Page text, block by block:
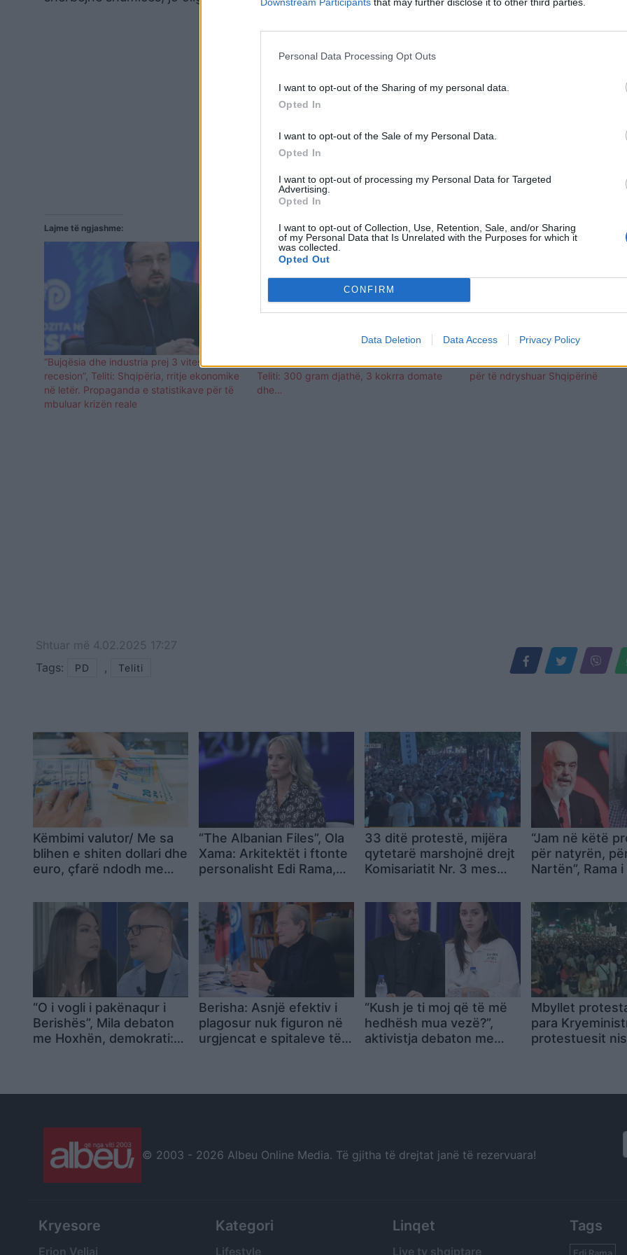
Personal Data Processing Opt Outs
I want to opt-out of the Sharing of my personal data.
Opted In
I want to opt-out of the Sale of my Personal Data.
Opted In
I want to opt-out of processing my Personal Data for Targeted
Advertising.
Opted In
I want to opt-out of Collection, Use, Retention, Sale, and/or Sharing
of my Personal Data that Is Unrelated with the Purposes for which it
was collected.
Opted Out
CONFIRM
Data Deletion Data Access Privacy Policy
Lajme të ngjashme:
“Bujqësia dhe industria prej 3 vitesh në
recesion”, Teliti: Shqipëria, rritje ekonomike
në letër. Propaganda e statistikave për të
mbuluar krizën reale
Teliti: 300 gram djathë, 3 kokrra domate
dhe…
për të ndryshuar Shqipërinë
Shtuar më 4.02.2025 17:27
Tags:
PD , Teliti
Këmbimi valutor/ Me sa
blihen e shiten dollari dhe
euro, çfarë ndodh me
“The Albanian Files”, Ola
Xama: Arkitektët i ftonte
personalisht Edi Rama,
interesi
33 ditë protestë, mijëra
qytetarë marshojnë drejt
Komisariatit Nr. 3 mes
“Jam në këtë
për natyrën,
Nartën”, Rama
zgjidhje është
qeverinë
“O i vogli i pakënaqur i
Berishës”, Mila debaton
me Hoxhën, demokrati:
Berisha: Asnjë efektiv i
plagosur nuk figuron në
urgjencat e spitaleve të
“Kush je ti moj që të më
hedhësh mua vezë?”,
aktivistja debaton me
Mbyllet
para
protestuesit
© 2003 - 2026 Albeu Online Media. Të gjitha të drejtat janë të rezervuara!
Kryesore
Erion Veliaj
Kategori
Lifestyle
Linqet
Live tv shqiptare
Tags